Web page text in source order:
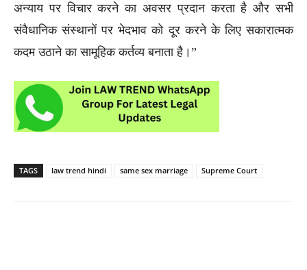
अन्याय पर विचार करने का अवसर प्रदान करता है और सभी
संवैधानिक संस्थानों पर भेदभाव को दूर करने के लिए सकारात्मक
कदम उठाने का सामूहिक कर्तव्य बनाता है।”
TAGS law trend hindi same sex marriage Supreme Court